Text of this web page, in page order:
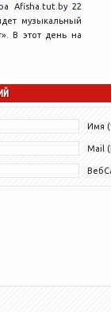
Afisha.tut.by 22
музыкальный
В этот день на
Имя
Mail